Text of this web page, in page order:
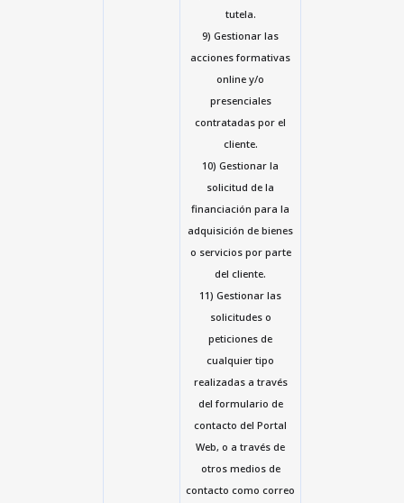
tutela.
9) Gestionar las
acciones formativas
online y/o
presenciales
contratadas por el
cliente.
10) Gestionar la
solicitud de la
financiación para la
adquisición de bienes
o servicios por parte
del cliente.
11) Gestionar las
solicitudes o
peticiones de
cualquier tipo
realizadas a través
del formulario de
contacto del Portal
Web, o a través de
otros medios de
contacto como correo